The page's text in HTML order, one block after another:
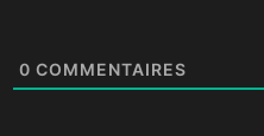
0 COMMENTAIRES